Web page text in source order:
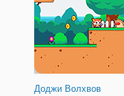
Доджи Волхвов